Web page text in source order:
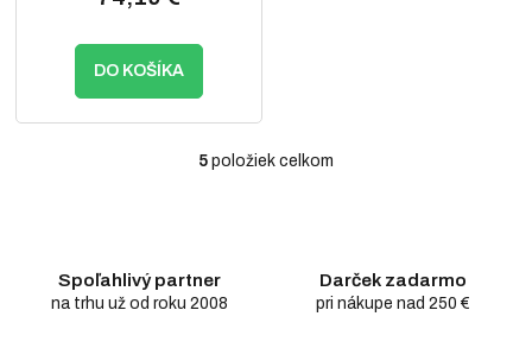
DO KOŠÍKA
O
5 položiek celkom
Spoľahlivý partner
na trhu už od roku 2008
Darček zadarmo
pri nákupe nad 250 €